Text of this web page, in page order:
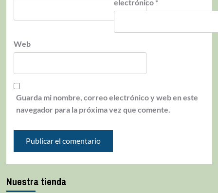
electrónico *
Web
Guarda mi nombre, correo electrónico y web en este
navegador para la próxima vez que comente.
Nuestra tienda